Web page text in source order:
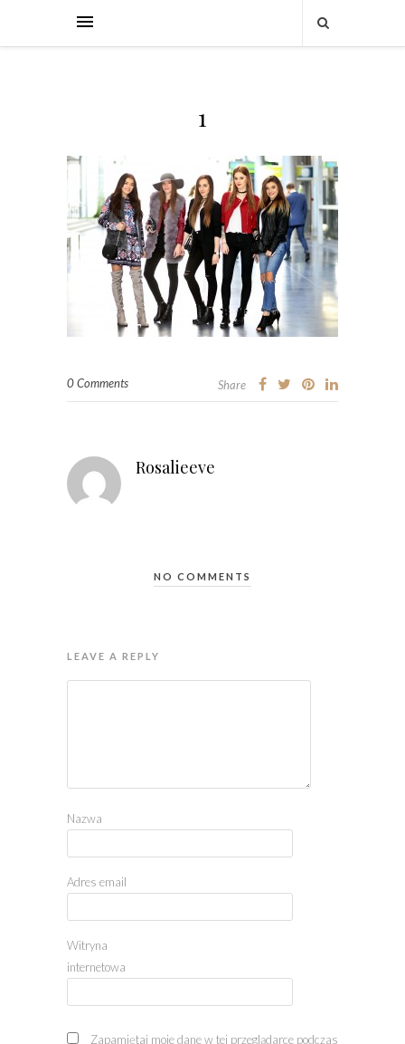
1
0 Comments Share
Rosalieeve
NO COMMENTS
LEAVE A REPLY
Nazwa
Adres email
Witryna
internetowa
Zapamiętaj moje dane w tej przeglądarce podczas